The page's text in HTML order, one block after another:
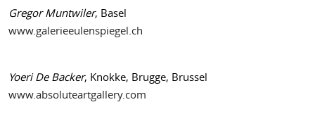
Gregor Muntwiler, Basel
www.galerieeulenspiegel.ch
Yoeri De Backer, Knokke, Brugge, Brussel
www.absoluteartgallery.com